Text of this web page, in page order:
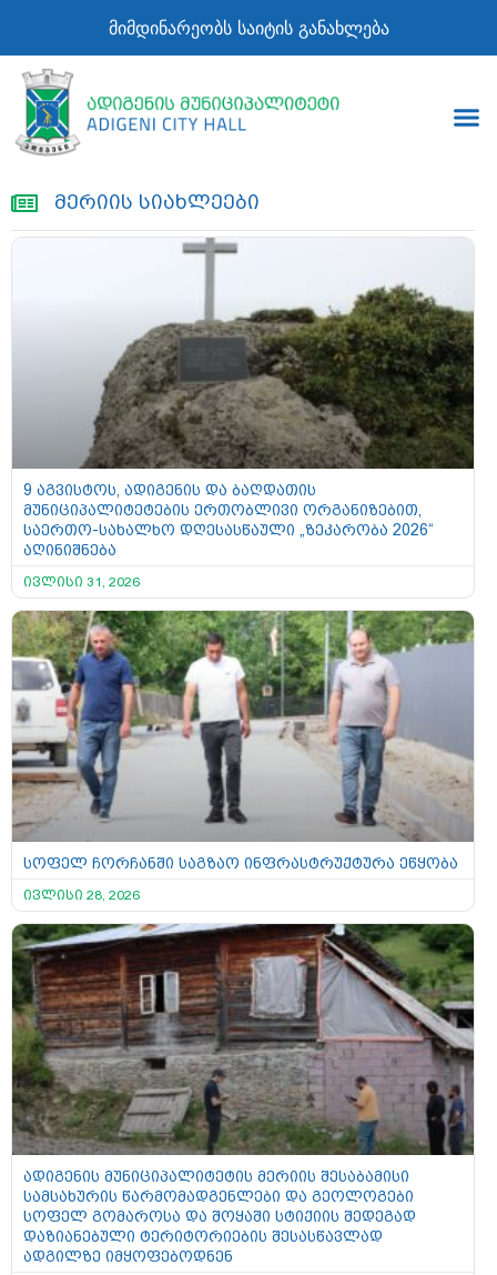
მიმდინარეობს საიტის განახლება
მერიის სიახლეები
9 აგვისტოს, ადიგენის და ბაღდათის
მუნიციპალიტეტების ერთობლივი ორგანიზებით,
საერთო-სახალხო დღესასწაული „ზეკარობა 2026“
აღინიშნება
ივლისი 31, 2026
სოფელ ჩორჩანში საგზაო ინფრასტრუქტურა ეწყობა
ივლისი 28, 2026
ადიგენის მუნიციპალიტეტის მერიის შესაბამისი
სამსახურის წარმომადგენლები და გეოლოგები
სოფელ გომაროსა და შოყაში სტიქიის შედეგად
დაზიანებული ტერიტორიების შესასწავლად
ადგილზე იმყოფებოდნენ